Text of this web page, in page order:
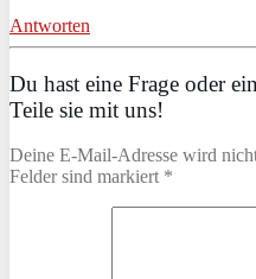
Antworten
Du hast eine Frage oder
Teile sie mit uns!
Deine E-Mail-Adresse wird
Felder sind markiert *